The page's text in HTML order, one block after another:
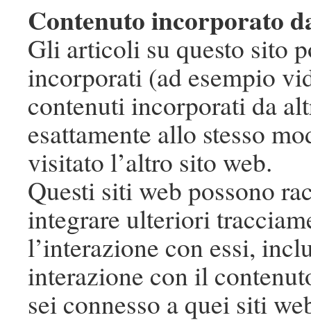
Contenuto incorporato
Gli articoli su questo sito
incorporati (ad esempio
contenuti incorporati da
esattamente allo stesso
visitato l’altro sito web.
Questi siti web possono
integrare ulteriori
l’interazione con essi,
interazione con il
sei connesso a quei siti